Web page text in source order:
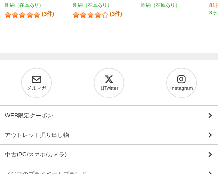
即納（在庫あり）
(3件)
即納（在庫あり）
(3件)
即納（在庫あり）
81
3ヶ
メルマガ 旧Twitter Instagram
WEB限定クーポン
アウトレット掘り出し物
中古(PC/スマホ/カメラ)